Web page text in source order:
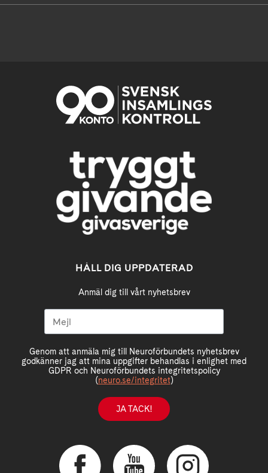
HÅLL DIG UPPDATERAD
Anmäl dig till vårt nyhetsbrev
Genom att anmäla mig till Neuroförbundets nyhetsbrev
godkänner jag att mina uppgifter behandlas i enlighet med
GDPR och Neuroförbundets integritetspolicy
(neuro.se/integritet)
JA TACK!